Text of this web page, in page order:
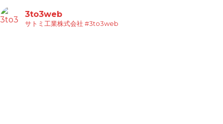
3to3web
サトミ工業株式会社 #3to3web